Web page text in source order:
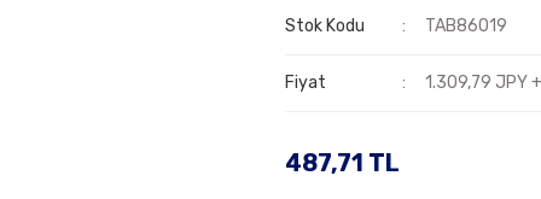
Stok Kodu TAB86019
Fiyat 1.309,79 JPY
487,71 TL